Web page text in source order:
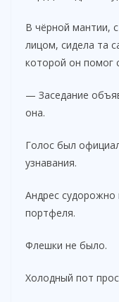
В чёрной мантии,
лицом, сидела та
которой он помог
— Заседание
она.
Голос был
узнавания.
Андрес судорожно
портфеля.
Флешки не было.
Холодный пот